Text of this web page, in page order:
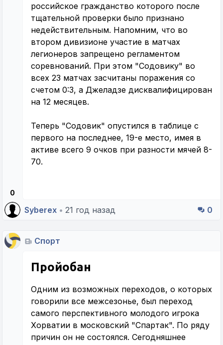
0
российское гражданство которого после
тщательной проверки было признано
недействительным. Напомним, что во
втором дивизионе участие в матчах
легионеров запрещено регламентом
соревнований. При этом "Содовику" во
всех 23 матчах засчитаны поражения со
счетом 0:3, а Джеладзе дисквалифицирован
на 12 месяцев.
Теперь "Содовик" опустился в таблице с
первого на последнее, 19-е место, имея в
активе всего 9 очков при разности мячей 8-
70.
Syberex • 21 год назад 0
Спорт
Пройобан
Одним из возможных переходов, о которых
говорили все межсезонье, был переход
самого перспективного молодого игрока
Хорватии в московский "Спартак". По ряду
причин он не состоялся. Сегодняшнее